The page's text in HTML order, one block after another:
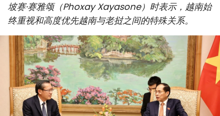
文化
体育
国际
旅游
友谊桥梁
坡赛·赛雅颂（Phoxay Xayasone）时表示，越南始
终重视和高度优先越南与老挝之间的特殊关系。